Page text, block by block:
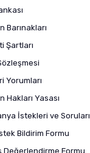
Barınakları
Şartları
Yorumları
Hakları Yasası
İstekleri ve Soruları
Bildirim Formu
Değerlendirme Formu